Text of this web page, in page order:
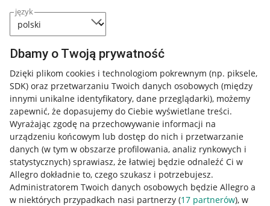
język
Dbamy o Twoją prywatność
Dzięki plikom cookies i technologiom pokrewnym (np. piksele,
SDK) oraz przetwarzaniu Twoich danych osobowych (między
innymi unikalne identyfikatory, dane przeglądarki), możemy
zapewnić, że dopasujemy do Ciebie wyświetlane treści.
Wyrażając zgodę na przechowywanie informacji na
urządzeniu końcowym lub dostęp do nich i przetwarzanie
danych (w tym w obszarze profilowania, analiz rynkowych i
statystycznych) sprawiasz, że łatwiej będzie odnaleźć Ci w
Allegro dokładnie to, czego szukasz i potrzebujesz.
Administratorem Twoich danych osobowych będzie Allegro a
w niektórych przypadkach nasi partnerzy (17 partnerów), w